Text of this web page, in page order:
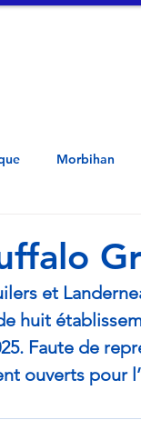
Morbihan
et
huit
Faute de
ouverts pour